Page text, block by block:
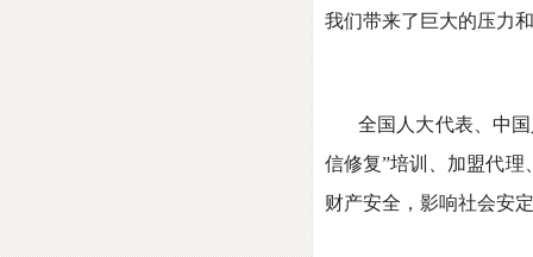
我们带来了巨大的压力
全国人大代表、中
信修复”培训、加盟代
财产安全，影响社会安